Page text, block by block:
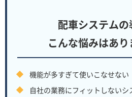
配車システムの
こんな悩みはあり
機能が多すぎて使いこなせない
自社の業務にフィットしない